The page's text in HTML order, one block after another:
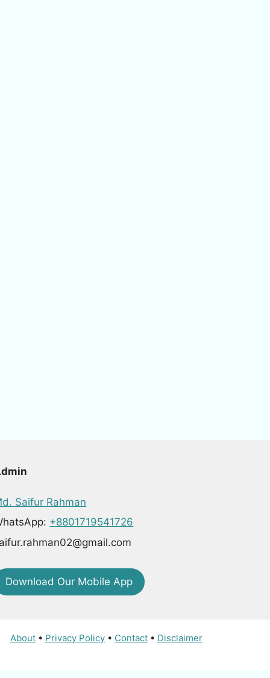
Saifur Rahman
+8801719541726
Download Our Mobile App
About • Privacy Policy • Contact • Disclaimer